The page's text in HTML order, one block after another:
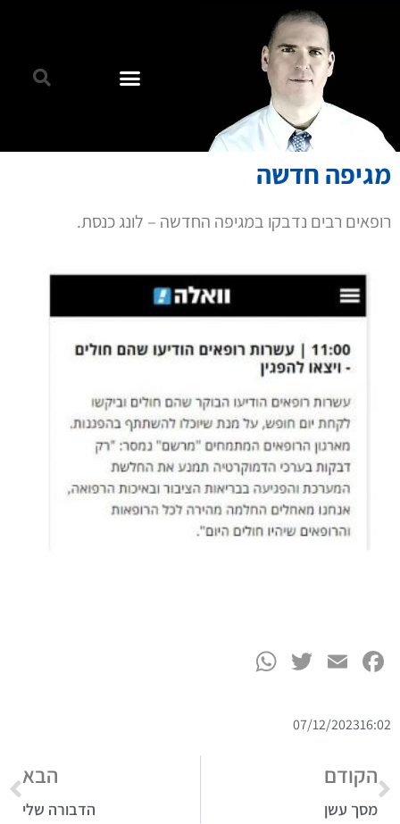
מגיפה חדשה
רופאים רבים נדבקו במגיפה החדשה – לונג כנסת.
Facebook
Email
Twitter
16:02
07/12/2023
הקודם
מסך עשן
הבא
הדבורה שלי